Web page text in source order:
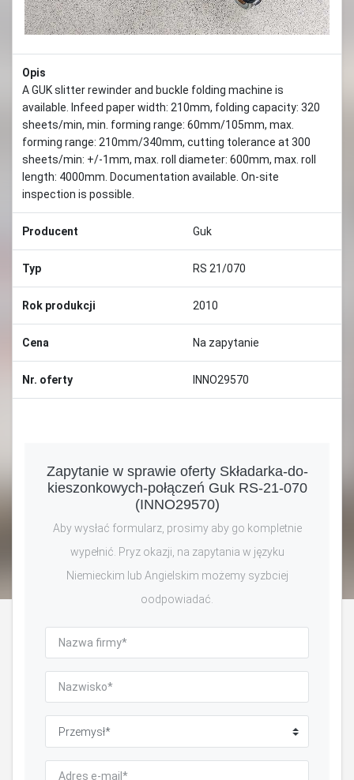
Opis
A GUK slitter rewinder and buckle folding machine is
available. Infeed paper width: 210mm, folding capacity: 320
sheets/min, min. forming range: 60mm/105mm, max.
forming range: 210mm/340mm, cutting tolerance at 300
sheets/min: +/-1mm, max. roll diameter: 600mm, max. roll
length: 4000mm. Documentation available. On-site
inspection is possible.
Producent Guk
Typ RS 21/070
Rok produkcji 2010
Cena Na zapytanie
Nr. oferty INNO29570
Zapytanie w sprawie oferty Składarka-do-
kieszonkowych-połączeń Guk RS-21-070
(INNO29570)
Aby wysłać formularz, prosimy aby go kompletnie
wypełnić. Pryz okazji, na zapytania w języku
Niemieckim lub Angielskim możemy syzbciej
oodpowiadać.